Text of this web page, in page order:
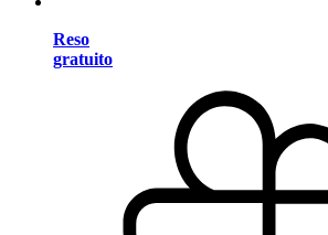
Reso
gratuito